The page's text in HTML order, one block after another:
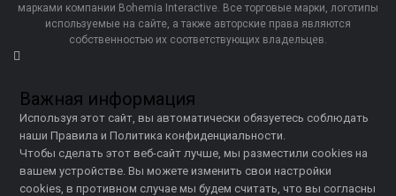
марками компании Bohemia Interactive. Все торговые марки, логотипы
используемые на сайте, а также авторские права являются
собственностью их соответствующих владельцев.
Важная информация
Используя этот сайт, вы автоматически обязуетесь соблюдать
наши Правила и Политика конфиденциальности.
Чтобы сделать этот веб-сайт лучше, мы разместили cookies на
вашем устройстве. Вы можете изменить свои настройки
cookies, в противном случае мы будем считать, что вы согласны